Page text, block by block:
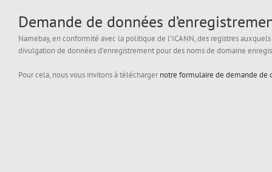
Demande de données
Namebay, en conformité avec la politique de l’ICANN, des registres
divulgation de données d’enregistrement pour des noms de domaine
Pour cela, nous vous invitons à télécharger notre formulaire de demande de